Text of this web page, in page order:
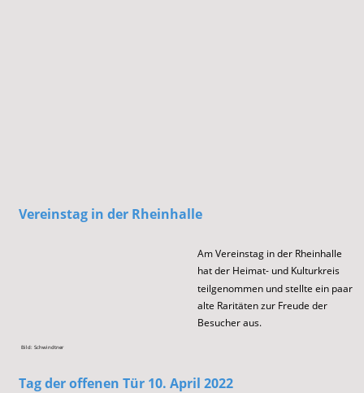
Tag der offenen Tür 10. April 2022
Vereinstag in der Rheinhalle
Am Vereinstag in der Rheinhalle
hat der Heimat- und Kulturkreis
teilgenommen und stellte ein paar
alte Raritäten zur Freude der
Besucher aus.
Bild: Schwindtner